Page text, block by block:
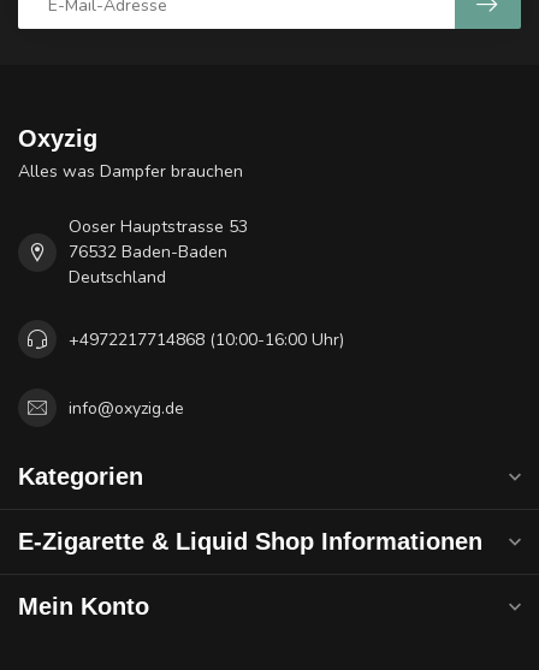
Oxyzig
Alles was Dampfer brauchen
Ooser Hauptstrasse 53
76532 Baden-Baden
Deutschland
+4972217714868 (10:00-16:00 Uhr)
info@oxyzig.de
Kategorien
E-Zigarette & Liquid Shop Informationen
Mein Konto